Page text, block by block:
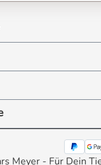
Meyer - Für Dein